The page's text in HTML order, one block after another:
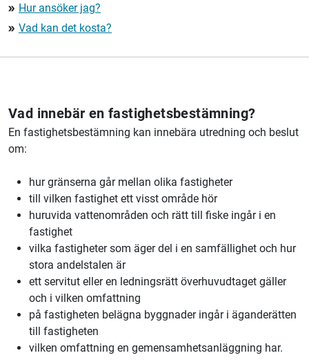
double_arrow Hur ansöker jag?
double_arrow Vad kan det kosta?
Vad innebär en fastighetsbestämning?
En fastighetsbestämning kan innebära utredning och beslut
om:
hur gränserna går mellan olika fastigheter
till vilken fastighet ett visst område hör
huruvida vattenområden och rätt till fiske ingår i en
fastighet
vilka fastigheter som äger del i en samfällighet och hur
stora andelstalen är
ett servitut eller en ledningsrätt överhuvudtaget gäller
och i vilken omfattning
på fastigheten belägna byggnader ingår i äganderätten
till fastigheten
vilken omfattning en gemensamhetsanläggning har.